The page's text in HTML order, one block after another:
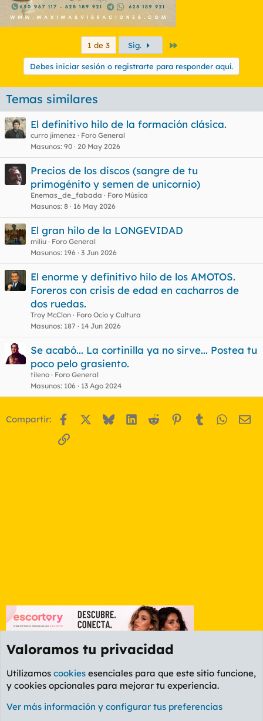
1 de 3 Sig.
Debes iniciar sesión o registrarte para responder aquí.
Temas similares
El definitivo hilo de la formación clásica.
curro jimenez
Foro General
Masunos 90 20 May 2026
Precios de los discos (sangre de tu
primogénito y semen de unicornio)
Enemas_de_fabada
Foro Música
Masunos 8 16 May 2026
El gran hilo de la LONGEVIDAD
miliu
Foro General
Masunos 196 3 Jun 2026
El enorme y definitivo hilo de los AMOTOS.
Foreros con crisis de edad en cacharros de
dos ruedas.
Troy McClon
Foro Ocio y Cultura
Masunos 187 14 Jun 2026
Se acabó... La cortinilla ya no sirve... Postea tu
poco pelo grasiento.
tileno
Foro General
Masunos 106 13 Ago 2024
Compartir: Facebook BlueskyLinkedIn
Reddit Pinterest
Tumblr
Enlace
Foro General
Cookies
PL OLDSTYLE AMARILLO
Valoramos tu privacidad
Utilizamos cookies esenciales para que este sitio funcione,
y cookies opcionales para mejorar tu experiencia.
Ver más información y configurar tus preferencias